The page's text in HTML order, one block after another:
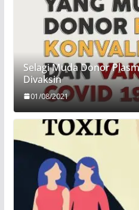
Selagi Muda Donor
Divaksin
01/08/2021